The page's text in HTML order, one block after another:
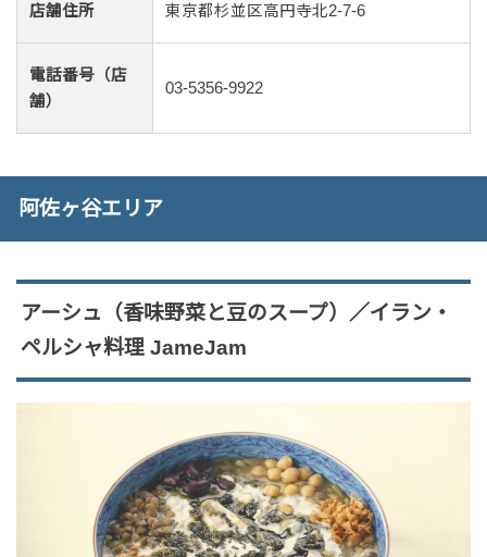
店舗住所 東京都杉並区高円寺北2-7-6
電話番号（店
舗）
03-5356-9922
阿佐ヶ谷エリア
アーシュ（香味野菜と豆のスープ）／イラン・
ペルシャ料理 JameJam